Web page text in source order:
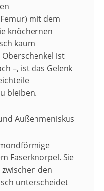
mit dem
knöchernen
kaum
ist
–, ist das Gelenk
bleiben.
Außenmeniskus
Faserknorpel. Sie
den
unterscheidet